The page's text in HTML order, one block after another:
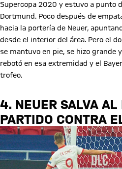
Supercopa 2020 y estuvo a punto
Dortmund. Poco después de
hacia la portería de Neuer,
desde el interior del área. Pero el
se mantuvo en pie, se hizo grande
rebotó en esa extremidad y el
trofeo.
4. NEUER SALVA AL
PARTIDO CONTRA